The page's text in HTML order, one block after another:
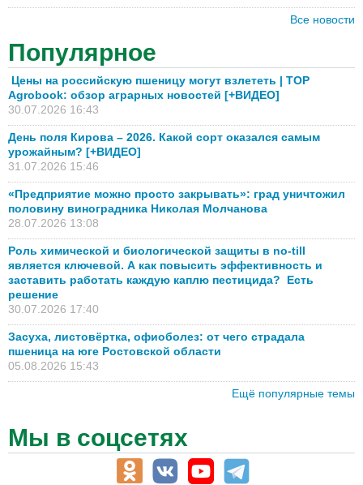
Все новости
Популярное
Цены на российскую пшеницу могут взлететь | TOP
Agrobook: обзор аграрных новостей [+ВИДЕО]
30.07.2026 16:43
День поля Кирова – 2026. Какой сорт оказался самым
урожайным? [+ВИДЕО]
31.07.2026 15:46
«Предприятие можно просто закрывать»: град уничтожил
половину виноградника Николая Молчанова
28.07.2026 13:08
Роль химической и биологической защиты в no-till
является ключевой. А как повысить эффективность и
заставить работать каждую каплю пестицида? Есть
решение
30.07.2026 17:40
Засуха, листовёртка, офиоболез: от чего страдала
пшеница на юге Ростовской области
05.08.2026 15:43
Ещё популярные темы
Мы в соцсетях